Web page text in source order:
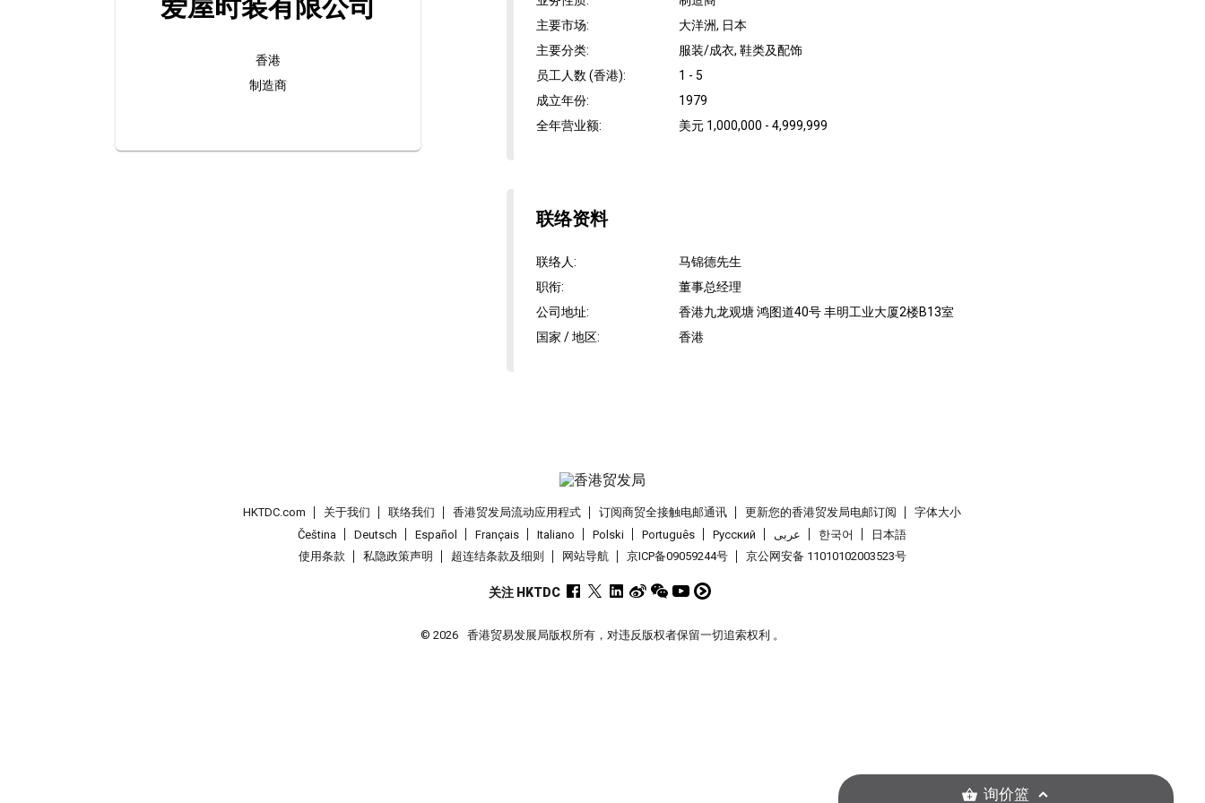
爱屋时装有限公司
香港
制造商
主要市场:
大洋洲, 日本
主要分类:
服装/成衣, 鞋类及配饰
员工人数 (香港):
1 - 5
成立年份:
1979
全年营业额: 美元 1,000,000 - 4,999,999
联络资料
联络人:
马锦德先生
职衔:
董事总经理
公司地址:
香港九龙观塘 鸿图道40号 丰明工业大厦2楼B13室
国家 / 地区: 香港
HKTDC.com 关于我们 联络我们 香港贸发局流动应用程式 订阅商贸全接触电邮通讯 更新您的香港贸发局电邮订阅
字体大小
Čeština
Deutsch Español Français Italiano Polski Português Pусский عربى 한국어
日本語
使用条款
私隐政策声明 超连结条款及细则 网站导航 京ICP备09059244号 京公网安备 11010102003523号
关注 HKTDC
© 2026 香港贸易发展局版权所有，对违反版权者保留一切追索权利 。
询价篮